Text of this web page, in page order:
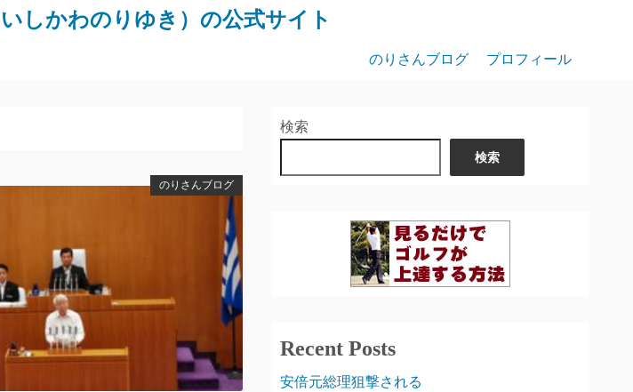
しかわのりゆき）の公式サイト
のりさんブログ プロフィール
のりさんブログ
検索
検索
Recent Posts
安倍元総理狙撃される